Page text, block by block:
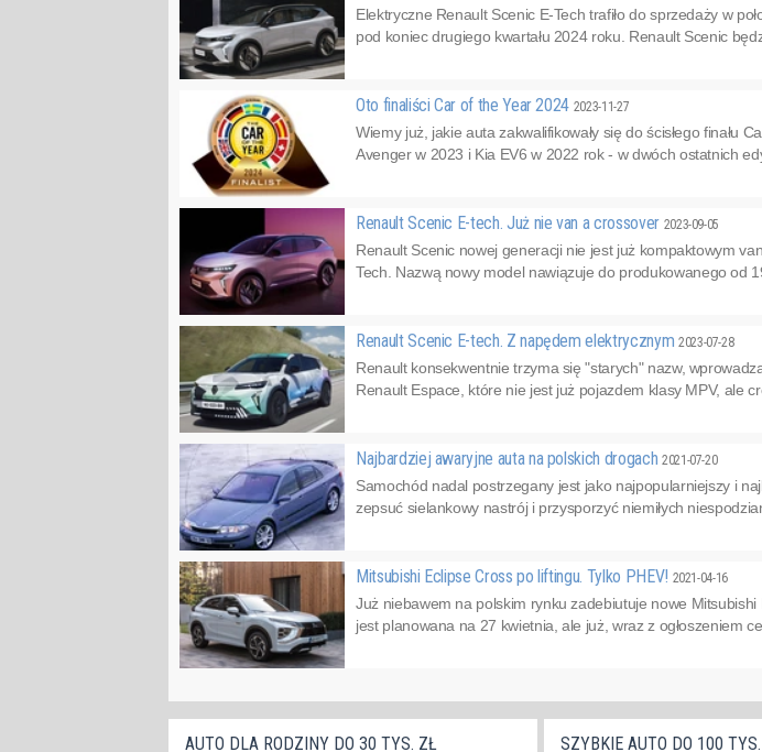
Elektryczne Renault Scenic E-Tech trafiło do sprzedaży w
pod koniec drugiego kwartału 2024 roku. Renault Scenic
Oto finaliści Car of the Year 2024 2023-11-27
Wiemy już, jakie auta zakwalifikowały się do ścisłego finału
Avenger w 2023 i Kia EV6 w 2022 rok - w dwóch ostatnich
Renault Scenic E-tech. Już nie van a crossover 2023-09-05
Renault Scenic nowej generacji nie jest już kompaktowym
Tech. Nazwą nowy model nawiązuje do produkowanego od
Renault Scenic E-tech. Z napędem elektrycznym 2023-07-28
Renault konsekwentnie trzyma się "starych" nazw,
Renault Espace, które nie jest już pojazdem klasy MPV, ale
Najbardziej awaryjne auta na polskich drogach 2021-07-20
Samochód nadal postrzegany jest jako najpopularniejszy i
zepsuć sielankowy nastrój i przysporzyć niemiłych
Mitsubishi Eclipse Cross po liftingu. Tylko PHEV! 2021-04-16
Już niebawem na polskim rynku zadebiutuje nowe
jest planowana na 27 kwietnia, ale już, wraz z ogłoszeniem
AUTO DLA RODZINY DO 30 TYS. ZŁ SZYBKIE AUTO DO 100